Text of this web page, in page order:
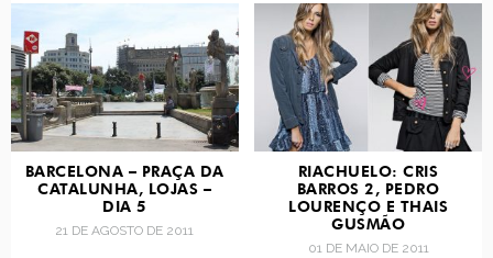
BARCELONA – PRAÇA DA
CATALUNHA, LOJAS –
DIA 5
21 DE AGOSTO DE 2011
RIACHUELO: CRIS
BARROS 2, PEDRO
LOURENÇO E THAIS
GUSMÃO
01 DE MAIO DE 2011